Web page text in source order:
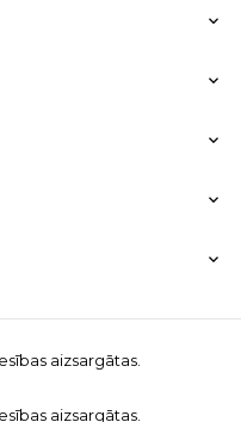





aizsargātas.
aizsargātas.